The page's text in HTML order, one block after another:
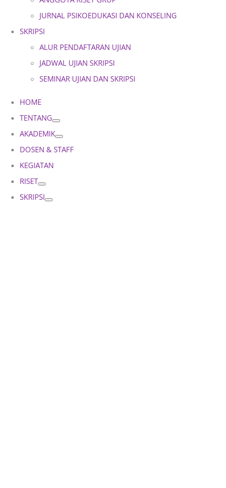
JURNAL PSIKOEDUKASI DAN KONSELING
SKRIPSI
ALUR PENDAFTARAN UJIAN
JADWAL UJIAN SKRIPSI
SEMINAR UJIAN DAN SKRIPSI
HOME
TENTANG
AKADEMIK
DOSEN & STAFF
KEGIATAN
RISET
SKRIPSI